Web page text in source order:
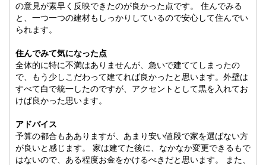
の意見が素早く反映できたのが良かった点です。 住んでみる
と、一つ一つの建材もしっかりしているので安心して住んでい
られます。
住んでみて気になった点
全体的に特に不満はありませんが、急いで建ててしまったの
で、もう少しこだわって建てれば良かったと思います。外壁は
すべて白で統一したのですが、アクセントとして黒を入れてお
けば良かった思います。
アドバイス
予算の都合もあありますが、あまり安い値段で家を選ばない方
が良いと感じます。 家は建てた後に、なかなか変更できるもで
はないので、ある程度お金をかけるべきだと思います。 また、